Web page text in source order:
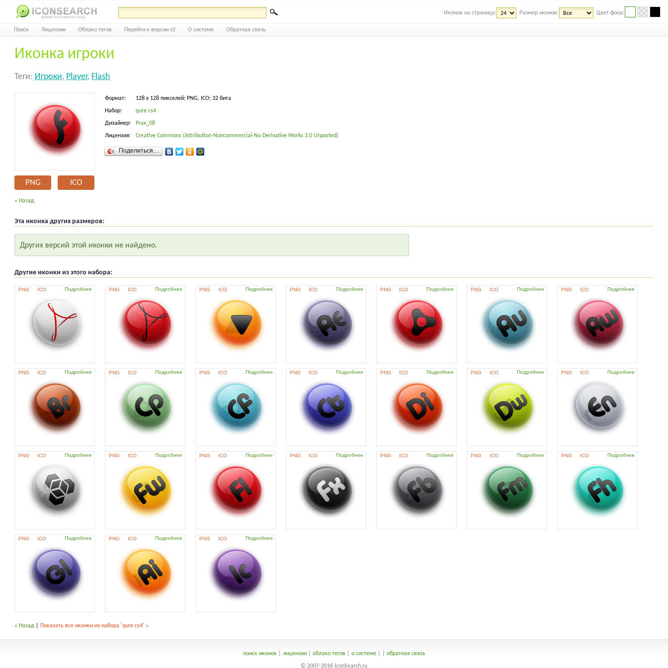
Иконок на страницу: Размер иконок: Цвет фона:
Поиск Лицензии Облако тегов Перейти к версии v2 О системе Обратная связь
Иконка игроки
Теги: Игроки, Player, Flash
PNG ICO
Формат: 128 x 128 пикселей; PNG, ICO; 32 бита
Набор: qure cs4
Дизайнер: Prax_08
Лицензия: Creative Commons (Attribution-Noncommercial-No Derivative Works 3.0 Unported)
Поделиться…
« Назад
Эта иконка других размеров:
Других версий этой иконки не найдено.
Другие иконки из этого набора:
PNG ICO Подробнее PNG ICO Подробнее PNG ICO Подробнее PNG ICO Подробнее PNG ICO Подробнее PNG ICO Подробнее PNG ICO Подробнее
PNG ICO Подробнее PNG ICO Подробнее PNG ICO Подробнее PNG ICO Подробнее PNG ICO Подробнее PNG ICO Подробнее PNG ICO Подробнее
PNG ICO Подробнее PNG ICO Подробнее PNG ICO Подробнее PNG ICO Подробнее PNG ICO Подробнее PNG ICO Подробнее PNG ICO Подробнее
PNG ICO Подробнее PNG ICO Подробнее PNG ICO Подробнее
« Назад Показать все иконки из набора 'qure cs4' »
поиск иконок| лицензии| облако тегов| о системе| обратная связь
© 2007-2016 IconSearch.ru